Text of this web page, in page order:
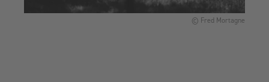
© Fred Mortagne